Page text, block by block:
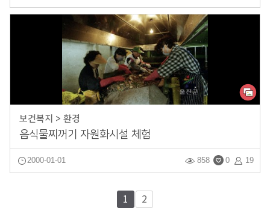
보건복지 > 환경
음식물찌꺼기 자원화시설 체험
2000-01-01 19
0
858
1 2